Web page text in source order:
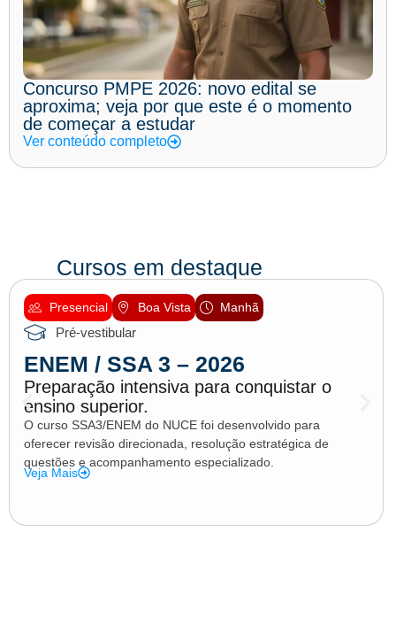
Concurso PMPE 2026: novo edital se
aproxima; veja por que este é o momento
de começar a estudar
Ver conteúdo completo
Cursos em destaque
Presencial Boa Vista Manhã
Pré-vestibular
ENEM / SSA 3 – 2026
Preparação intensiva para conquistar o
ensino superior.
O curso SSA3/ENEM do NUCE foi desenvolvido para
oferecer revisão direcionada, resolução estratégica de
questões e acompanhamento especializado.
Veja Mais